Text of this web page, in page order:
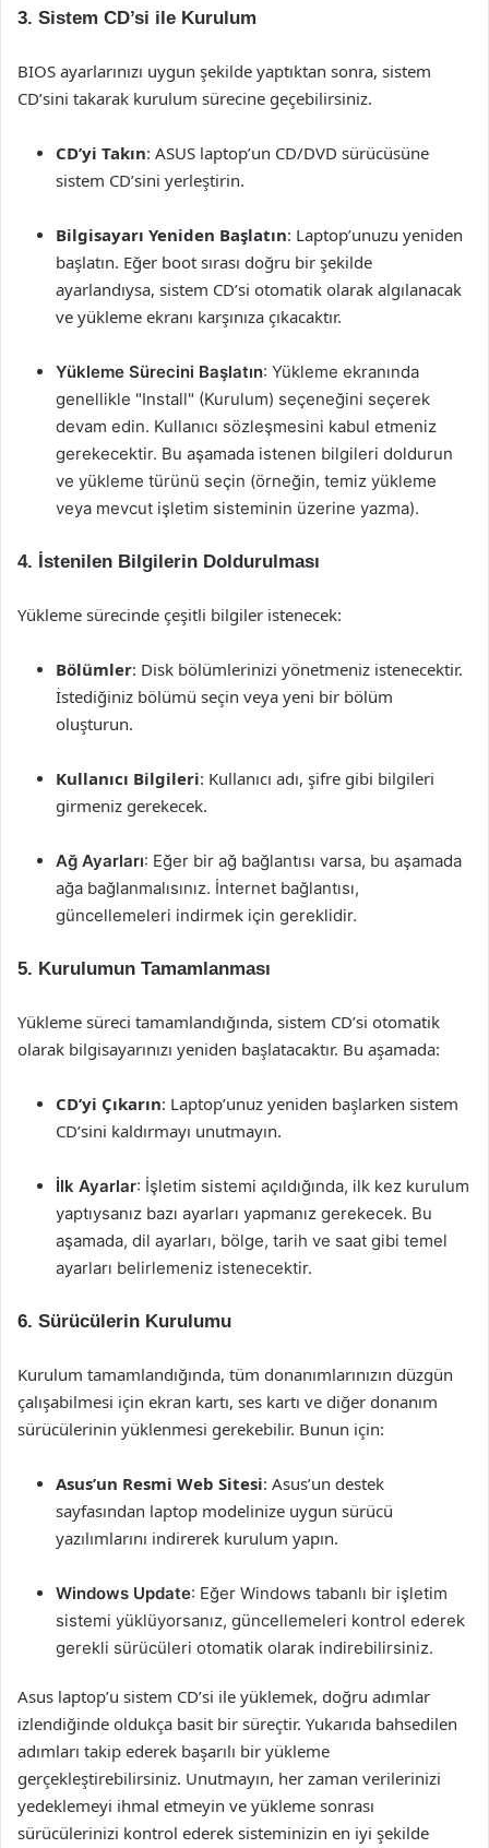
3. Sistem CD’si ile Kurulum
BIOS ayarlarınızı uygun şekilde yaptıktan sonra, sistem
CD’sini takarak kurulum sürecine geçebilirsiniz.
CD’yi Takın: ASUS laptop’un CD/DVD sürücüsüne
sistem CD’sini yerleştirin.
Bilgisayarı Yeniden Başlatın: Laptop’unuzu yeniden
başlatın. Eğer boot sırası doğru bir şekilde
ayarlandıysa, sistem CD’si otomatik olarak algılanacak
ve yükleme ekranı karşınıza çıkacaktır.
Yükleme Sürecini Başlatın: Yükleme ekranında
genellikle "Install" (Kurulum) seçeneğini seçerek
devam edin. Kullanıcı sözleşmesini kabul etmeniz
gerekecektir. Bu aşamada istenen bilgileri doldurun
ve yükleme türünü seçin (örneğin, temiz yükleme
veya mevcut işletim sisteminin üzerine yazma).
4. İstenilen Bilgilerin Doldurulması
Yükleme sürecinde çeşitli bilgiler istenecek:
Bölümler: Disk bölümlerinizi yönetmeniz istenecektir.
İstediğiniz bölümü seçin veya yeni bir bölüm
oluşturun.
Kullanıcı Bilgileri: Kullanıcı adı, şifre gibi bilgileri
girmeniz gerekecek.
Ağ Ayarları: Eğer bir ağ bağlantısı varsa, bu aşamada
ağa bağlanmalısınız. İnternet bağlantısı,
güncellemeleri indirmek için gereklidir.
5. Kurulumun Tamamlanması
Yükleme süreci tamamlandığında, sistem CD’si otomatik
olarak bilgisayarınızı yeniden başlatacaktır. Bu aşamada:
CD’yi Çıkarın: Laptop’unuz yeniden başlarken sistem
CD’sini kaldırmayı unutmayın.
İlk Ayarlar: İşletim sistemi açıldığında, ilk kez kurulum
yaptıysanız bazı ayarları yapmanız gerekecek. Bu
aşamada, dil ayarları, bölge, tarih ve saat gibi temel
ayarları belirlemeniz istenecektir.
6. Sürücülerin Kurulumu
Kurulum tamamlandığında, tüm donanımlarınızın düzgün
çalışabilmesi için ekran kartı, ses kartı ve diğer donanım
sürücülerinin yüklenmesi gerekebilir. Bunun için:
Asus’un Resmi Web Sitesi: Asus’un destek
sayfasından laptop modelinize uygun sürücü
yazılımlarını indirerek kurulum yapın.
Windows Update: Eğer Windows tabanlı bir işletim
sistemi yüklüyorsanız, güncellemeleri kontrol ederek
gerekli sürücüleri otomatik olarak indirebilirsiniz.
Asus laptop’u sistem CD’si ile yüklemek, doğru adımlar
izlendiğinde oldukça basit bir süreçtir. Yukarıda bahsedilen
adımları takip ederek başarılı bir yükleme
gerçekleştirebilirsiniz. Unutmayın, her zaman verilerinizi
yedeklemeyi ihmal etmeyin ve yükleme sonrası
sürücülerinizi kontrol ederek sisteminizin en iyi şekilde